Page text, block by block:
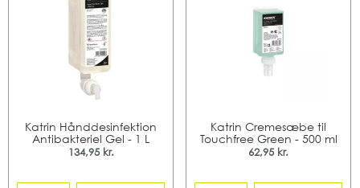
Katrin Hånddesinfektion
Antibakteriel Gel - 1 L
134,95 kr.
Katrin Cremesæbe til
Touchfree Green - 500 ml
62,95 kr.